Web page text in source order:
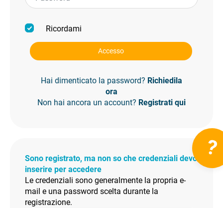
Ricordami
Accesso
Hai dimenticato la password? Richiedila
ora
Non hai ancora un account? Registrati qui
?
Sono registrato, ma non so che credenziali devo
inserire per accedere
Le credenziali sono generalmente la propria e-
mail e una password scelta durante la
registrazione.